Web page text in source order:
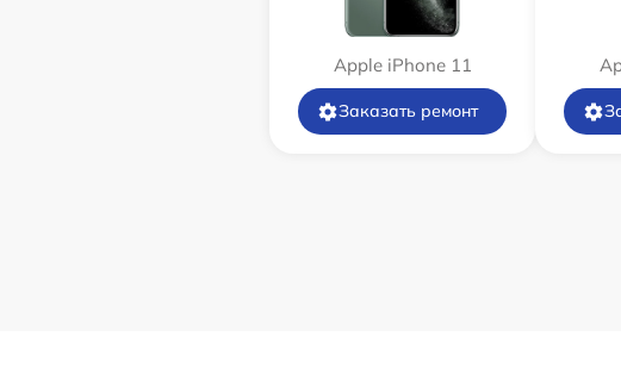
Apple iPhone 11
Заказать ремонт